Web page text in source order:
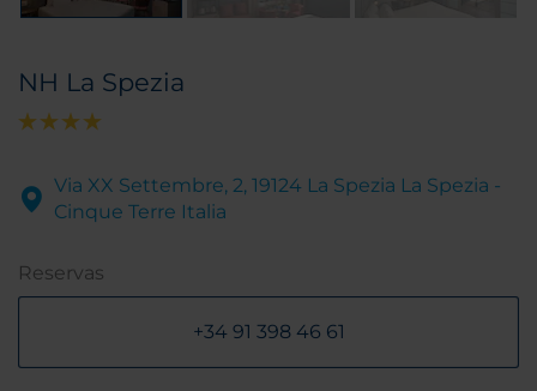
NH La Spezia
Via XX Settembre, 2, 19124 La Spezia La Spezia -
Cinque Terre Italia
Reservas
+34 91 398 46 61